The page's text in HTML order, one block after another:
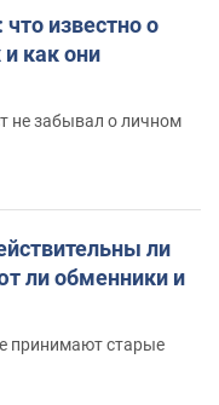
известно о
как они
не забывал о личном
ли
ли обменники и
принимают старые